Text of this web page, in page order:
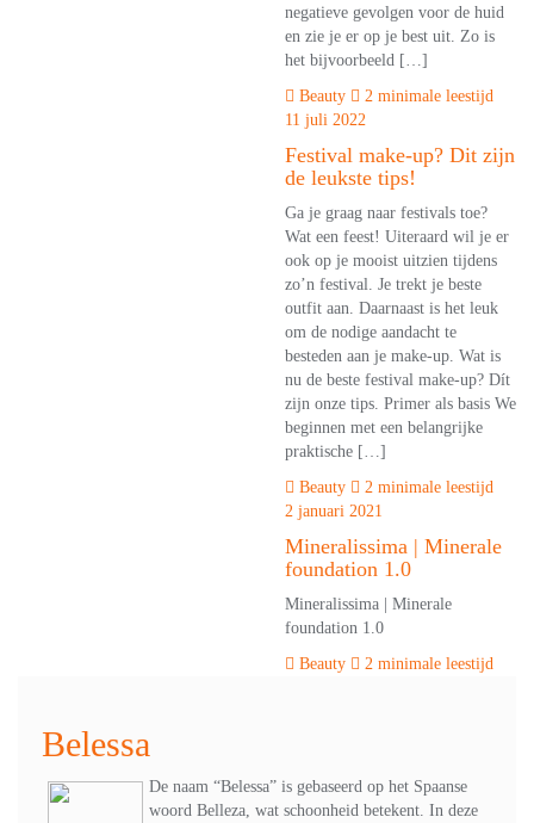
negatieve gevolgen voor de huid
en zie je er op je best uit. Zo is
het bijvoorbeeld […]
Beauty
2 minimale leestijd
11 juli 2022
Festival make-up? Dit zijn
de leukste tips!
Ga je graag naar festivals toe?
Wat een feest! Uiteraard wil je er
ook op je mooist uitzien tijdens
zo’n festival. Je trekt je beste
outfit aan. Daarnaast is het leuk
om de nodige aandacht te
besteden aan je make-up. Wat is
nu de beste festival make-up? Dít
zijn onze tips. Primer als basis We
beginnen met een belangrijke
praktische […]
Beauty
2 minimale leestijd
2 januari 2021
Mineralissima | Minerale
foundation 1.0
Mineralissima | Minerale
foundation 1.0
Beauty
2 minimale leestijd
Belessa
De naam “Belessa” is gebaseerd op het Spaanse
woord Belleza, wat schoonheid betekent. In deze